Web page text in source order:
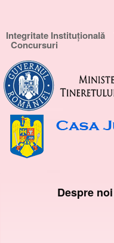
Integritate Instituțională
Concursuri
Despre noi